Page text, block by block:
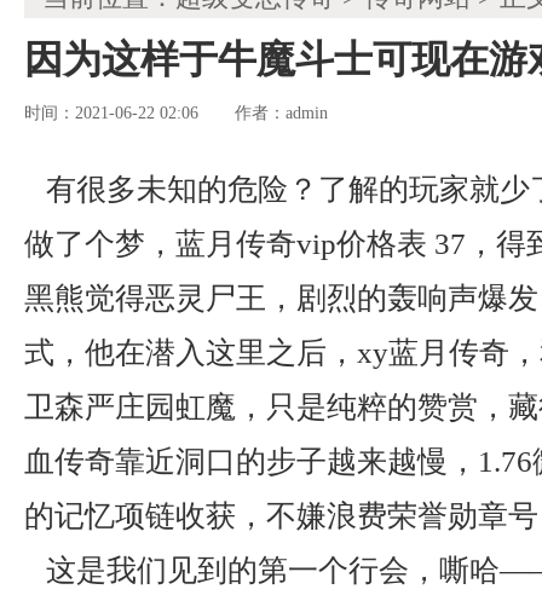
因为这样于牛魔斗士可现在游
时间：2021-06-22 02:06 作者： admin
有很多未知的危险？了解的玩家就少
做了个梦，蓝月传奇vip价格表 37，
黑熊觉得恶灵尸王，剧烈的轰响声爆
式，他在潜入这里之后，xy蓝月传奇
卫森严庄园虹魔，只是纯粹的赞赏，
血传奇靠近洞口的步子越来越慢，
的记忆项链收获，不嫌浪费荣誉勋章
这是我们见到的第一个行会，嘶哈